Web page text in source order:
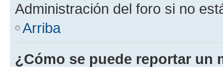
Administración del foro si no
Arriba
¿Cómo se puede reportar un